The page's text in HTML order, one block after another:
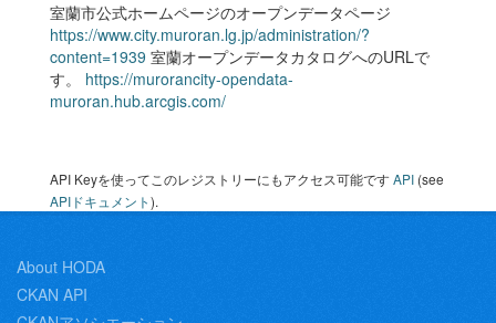
室蘭市公式ホームページのオープンデータページ
https://www.city.muroran.lg.jp/administration/?
content=1939 室蘭オープンデータカタログへのURLで
す。 https://murorancity-opendata-
muroran.hub.arcgis.com/
API Keyを使ってこのレジストリーにもアクセス可能ですAPI (see
APIドキュメント).
About HODA
CKAN API